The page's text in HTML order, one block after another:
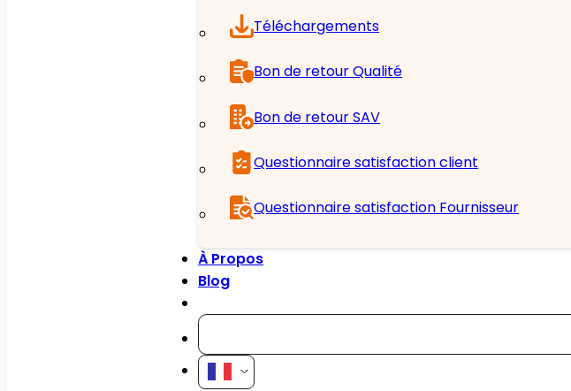
Téléchargements
Bon de retour Qualité
Bon de retour SAV
Questionnaire satisfaction client
Questionnaire satisfaction Fournisseur
À Propos
Blog